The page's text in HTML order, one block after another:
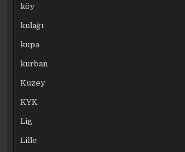
köy
kulağı
kupa
kurban
Kuzey
KYK
Lig
Lille